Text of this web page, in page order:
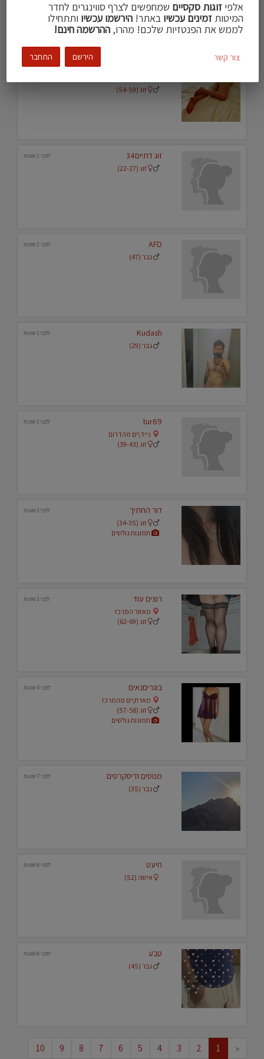
לפני 2 שעות
זוג (54-59)
זוג דתיים34 לפני 2 שעות
זוג (22-27)
AFD לפני 2 שעות
גבר (47)
Kudash לפני 3 שעות
גבר (29)
tur69 לפני 3 שעות
נייד\ים מהדרום
זוג (39-43)
דור החתיך לפני 3 שעות
זוג (34-35)
תמונות גולשים
רוצים עוד לפני 3 שעות
מאזור המרכז
זוג (62-69)
בוגריםנאים לפני 4 שעות
מארח\ים מהמרכז
זוג (57-58)
תמונות גולשים
מנוסים ודיסקרטים לפני 7 שעות
גבר (35)
חיעט לפני 8 שעות
אישה (52)
טבע לפני 8 שעות
גבר (45)
«
1
2
3
4
5
6
7
8
9
10
אלפיזוגות סקסיים שמחפשים לצרף סווינגרים לחדר
המיטותזמינים עכשיו באתר!הירשמו עכשיו ותתחילו
לממש את הפנטזיות שלכם! מהרו,ההרשמה חינם!
הירשם התחבר צור קשר